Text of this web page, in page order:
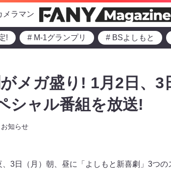
メラマン
! # M-1グランプリ # BSよしもと
メガ盛り! 1月2日、3
シャル番組を放送!
お知らせ
3日（月）朝、昼に「よしもと新喜劇」3つの